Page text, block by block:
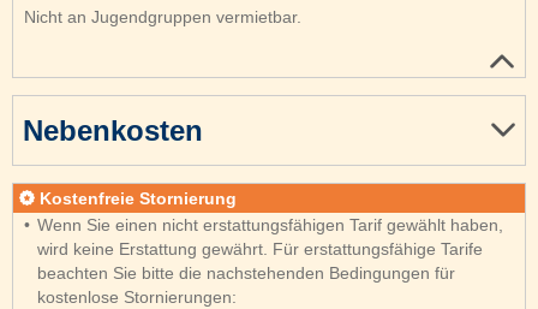
Nicht an Jugendgruppen vermietbar.
Nebenkosten
Kostenfreie Stornierung
Wenn Sie einen nicht erstattungsfähigen Tarif gewählt haben,
wird keine Erstattung gewährt. Für erstattungsfähige Tarife
beachten Sie bitte die nachstehenden Bedingungen für
kostenlose Stornierungen: